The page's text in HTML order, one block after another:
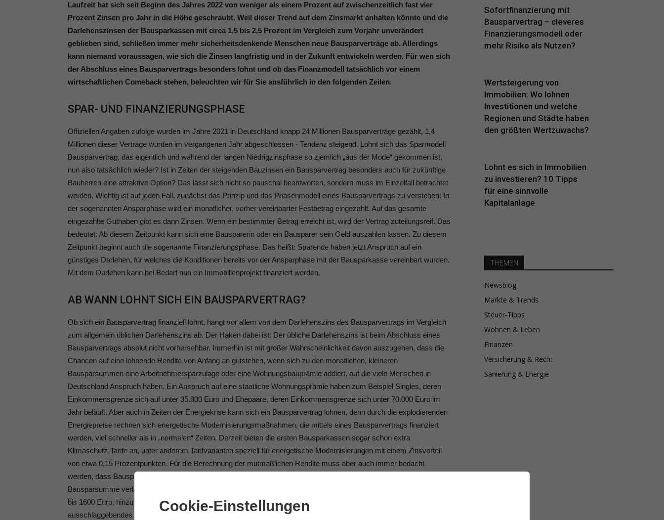
Laufzeit hat sich seit Beginn des Jahres 2022 von weniger als einem Prozent auf zwischenzeitlich fast vier
Prozent Zinsen pro Jahr in die Höhe geschraubt. Weil dieser Trend auf dem Zinsmarkt anhalten könnte und die
Darlehenszinsen der Bausparkassen mit circa 1,5 bis 2,5 Prozent im Vergleich zum Vorjahr unverändert
geblieben sind, schließen immer mehr sicherheitsdenkende Menschen neue Bausparverträge ab. Allerdings
kann niemand voraussagen, wie sich die Zinsen langfristig und in der Zukunft entwickeln werden. Für wen sich
der Abschluss eines Bausparvertrags besonders lohnt und ob das Finanzmodell tatsächlich vor einem
wirtschaftlichen Comeback stehen, beleuchten wir für Sie ausführlich in den folgenden Zeilen.
SPAR- UND FINANZIERUNGSPHASE
Offiziellen Angaben zufolge wurden im Jahre 2021 in Deutschland knapp 24 Millionen Bausparverträge gezählt, 1,4
Millionen dieser Verträge wurden im vergangenen Jahr abgeschlossen - Tendenz steigend. Lohnt sich das Sparmodell
Bausparvertrag, das eigentlich und während der langen Niedrigzinsphase so ziemlich „aus der Mode“ gekommen ist,
nun also tatsächlich wieder? Ist in Zeiten der steigenden Bauzinsen ein Bausparvertrag besonders auch für zukünftige
Bauherren eine attraktive Option? Das lässt sich nicht so pauschal beantworten, sondern muss im Einzelfall betrachtet
werden. Wichtig ist auf jeden Fall, zunächst das Prinzip und das Phasenmodell eines Bausparvertrags zu verstehen: In
der sogenannten Ansparphase wird ein monatlicher, vorher vereinbarter Festbetrag eingezahlt. Auf das gesamte
eingezahlte Guthaben gibt es dann Zinsen. Wenn ein bestimmter Betrag erreicht ist, wird der Vertrag zuteilungsreif. Das
bedeutet: Ab diesem Zeitpunkt kann sich eine Bausparerin oder ein Bausparer sein Geld auszahlen lassen. Zu diesem
Zeitpunkt beginnt auch die sogenannte Finanzierungsphase. Das heißt: Sparende haben jetzt Anspruch auf ein
günstiges Darlehen, für welches die Konditionen bereits vor der Ansparphase mit der Bausparkasse vereinbart wurden.
Mit dem Darlehen kann bei Bedarf nun ein Immobilienprojekt finanziert werden.
AB WANN LOHNT SICH EIN BAUSPARVERTRAG?
Ob sich ein Bausparvertrag finanziell lohnt, hängt vor allem von dem Darlehenszins des Bausparvertrags im Vergleich
zum allgemein üblichen Darlehenszins ab. Der Haken dabei ist: Der übliche Darlehenszins ist beim Abschluss eines
Bausparvertrags absolut nicht vorhersehbar. Immerhin ist mit großer Wahrscheinlichkeit davon auszugehen, dass die
Chancen auf eine lohnende Rendite von Anfang an gutstehen, wenn sich zu den monatlichen, kleineren
Bausparsummen eine Arbeitnehmersparzulage oder eine Wohnungsbauprämie addiert, auf die viele Menschen in
Deutschland Anspruch haben. Ein Anspruch auf eine staatliche Wohnungsprämie haben zum Beispiel Singles, deren
Einkommensgrenze sich auf unter 35.000 Euro und Ehepaare, deren Einkommensgrenze sich unter 70.000 Euro im
Jahr beläuft. Aber auch in Zeiten der Energiekrise kann sich ein Bausparvertrag lohnen, denn durch die explodierenden
Energiepreise rechnen sich energetische Modernisierungsmaßnahmen, die mittels eines Bausparvertrags finanziert
werden, viel schneller als in „normalen“ Zeiten. Derzeit bieten die ersten Bausparkassen sogar schon extra
Klimaschutz-Tarife an, unter anderem Tarifvarianten speziell für energetische Modernisierungen mit einem Zinsvorteil
von etwa 0,15 Prozentpunkten. Für die Berechnung der mutmaßlichen Rendite muss aber auch immer bedacht
werden, dass Bausparkassen in der Regel Abschlussgebühren zwischen 1 und 1,6 Prozent der gesamten
Bausparsumme verlangen. Bei einer Bausparsumme von insgesamt 100.000 Euro wären das immerhin schon 1000
bis 1600 Euro, hinzu kommen die jährlichen Kontoführungsgebühren. Diese nicht unerheblichen Kosten sind oft ein
ausschlaggebendes Argument, das gegen den Abschluss eines Bausparvertrags spricht.
Sofortfinanzierung mit
Bausparvertrag – cleveres
Finanzierungsmodell oder
mehr Risiko als Nutzen?
Wertsteigerung von
Immobilien: Wo lohnen
Investitionen und welche
Regionen und Städte haben
den größten Wertzuwachs?
Lohnt es sich in Immobilien
zu investieren? 10 Tipps
für eine sinnvolle
Kapitalanlage
THEMEN
Newsblog
Märkte & Trends
Steuer-Tipps
Wohnen & Leben
Finanzen
Versicherung & Recht
Sanierung & Energie
Cookie-Einstellungen